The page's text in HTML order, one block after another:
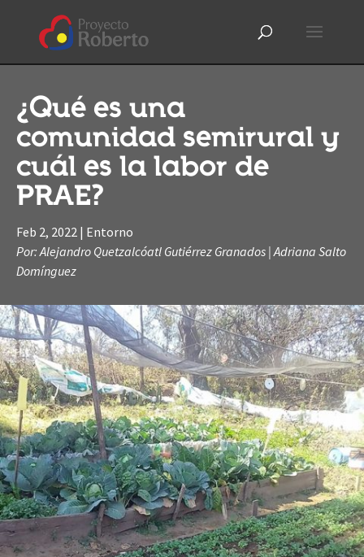
¿Qué es una
comunidad semirural y
cuál es la labor de
PRAE?
Feb 2, 2022 | Entorno
Por: Alejandro Quetzalcóatl Gutiérrez Granados | Adriana Salto
Domínguez